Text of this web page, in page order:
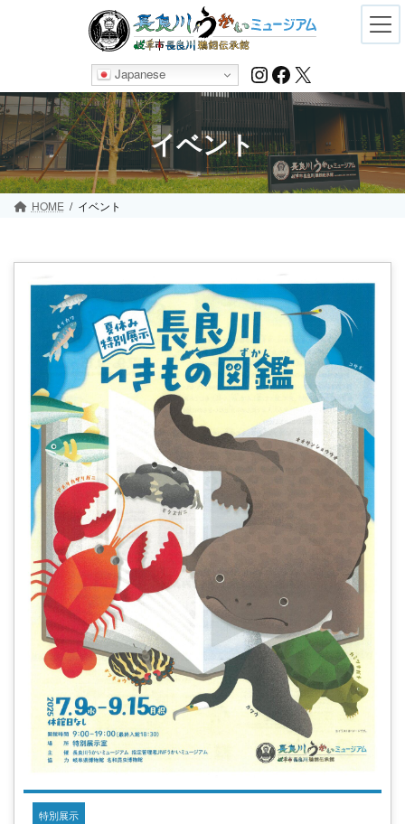
Japanese Instagram
Facebook
X
イベント
HOME イベント
特別展示